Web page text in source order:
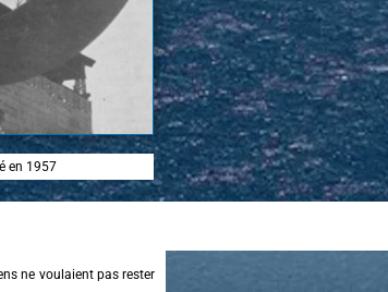
en 1957
ne voulaient pas rester